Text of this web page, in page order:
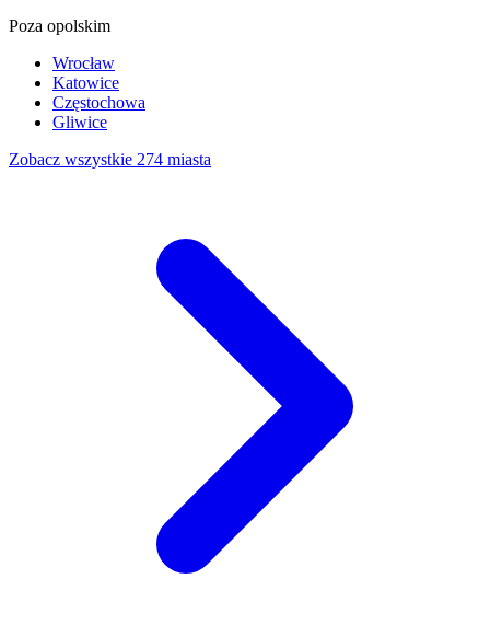
Poza opolskim
Wrocław
Katowice
Częstochowa
Gliwice
Zobacz wszystkie 274 miasta